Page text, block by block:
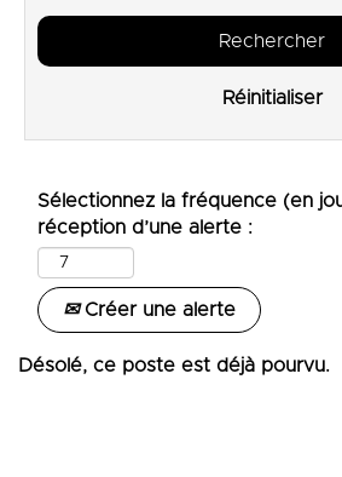
Réinitialiser
Sélectionnez la fréquence (en
réception d’une alerte :
Créer une alerte
Désolé, ce poste est déjà pourvu.